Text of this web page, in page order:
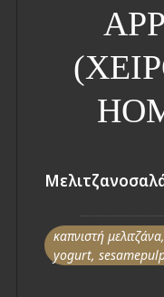
καπνιστή
yogurt,